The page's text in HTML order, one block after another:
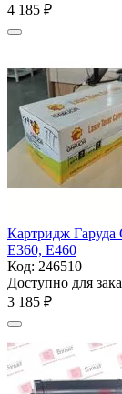
4 185 ₽
Картридж Гаруда
E360, E460
Код: 246510
Доступно для
3 185 ₽